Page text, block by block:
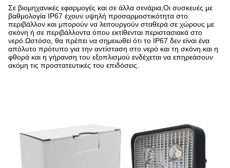
Σε βιομηχανικές εφαρμογές και σε άλλα σενάρια,Οι συσκευές με
βαθμολογία IP67 έχουν υψηλή προσαρμοστικότητα στο
περιβάλλον και μπορούν να λειτουργούν σταθερά σε χώρους με
σκόνη ή σε περιβάλλοντα όπου εκτίθενται περιστασιακά στο
νερό.Ωστόσο, θα πρέπει να σημειωθεί ότι το IP67 δεν είναι ένα
απόλυτο πρότυπο για την αντίσταση στο νερό και τη σκόνη.και η
φθορά και η γήρανση του εξοπλισμού ενδέχεται να επηρεάσουν
ακόμη τις προστατευτικές του επιδόσεις.